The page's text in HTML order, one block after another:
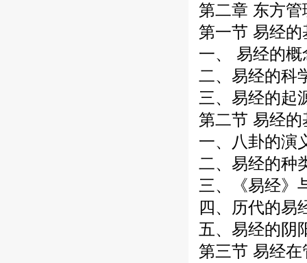
第二章 东方
第一节 易经
一、 易经的概
二、易经的科
三、易经的起
第二节 易经
一、八卦的演
二、易经的种
三、《易经》
四、历代的易
五、易经的阴
第三节 易经